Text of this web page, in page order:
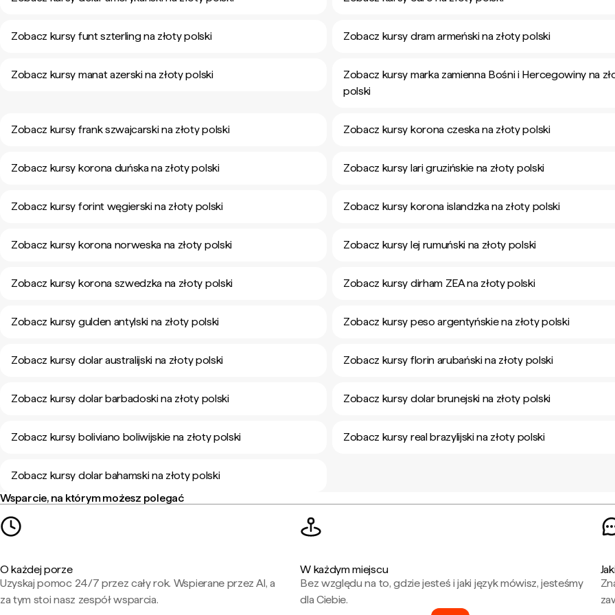
Zobacz kursy funt szterling na złoty polski Zobacz kursy dram armeński na złoty polski
Zobacz kursy manat azerski na złoty polski
Zobacz kursy marka zamienna Bośni i Hercegowiny na
polski
Zobacz kursy frank szwajcarski na złoty polski Zobacz kursy korona czeska na złoty polski
Zobacz kursy korona duńska na złoty polski Zobacz kursy lari gruzińskie na złoty polski
Zobacz kursy forint węgierski na złoty polski Zobacz kursy korona islandzka na złoty polski
Zobacz kursy korona norweska na złoty polski Zobacz kursy lej rumuński na złoty polski
Zobacz kursy korona szwedzka na złoty polski Zobacz kursy dirham ZEA na złoty polski
Zobacz kursy gulden antylski na złoty polski Zobacz kursy peso argentyńskie na złoty polski
Zobacz kursy dolar australijski na złoty polski Zobacz kursy florin arubański na złoty polski
Zobacz kursy dolar barbadoski na złoty polski Zobacz kursy dolar brunejski na złoty polski
Zobacz kursy boliviano boliwijskie na złoty polski Zobacz kursy real brazylijski na złoty polski
Zobacz kursy dolar bahamski na złoty polski
Wsparcie, na którym możesz polegać
O każdej porze
Uzyskaj pomoc 24/7 przez cały rok. Wspierane przez AI, a
za tym stoi nasz zespół wsparcia.
W każdym miejscu
Bez względu na to, gdzie jesteś i jaki język mówisz, jesteśmy
dla Ciebie.